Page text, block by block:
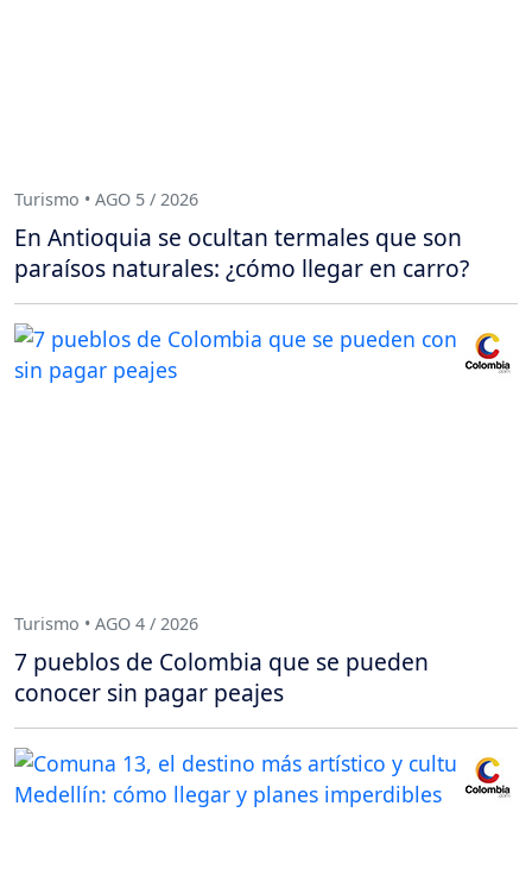
Turismo • AGO 5 / 2026
En Antioquia se ocultan termales que son
paraísos naturales: ¿cómo llegar en carro?
Turismo • AGO 4 / 2026
7 pueblos de Colombia que se pueden
conocer sin pagar peajes